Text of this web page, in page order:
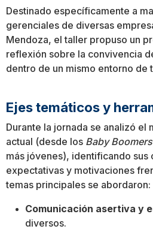
Destinado específicamente a
gerenciales de diversas
Mendoza, el taller propuso un
reflexión sobre la convivencia
dentro de un mismo entorno de
Ejes temáticos y
Durante la jornada se analizó el
actual (desde los Baby Boomers
más jóvenes), identificando sus
expectativas y motivaciones
temas principales se abordaron:
Comunicación asertiva y
diversos.